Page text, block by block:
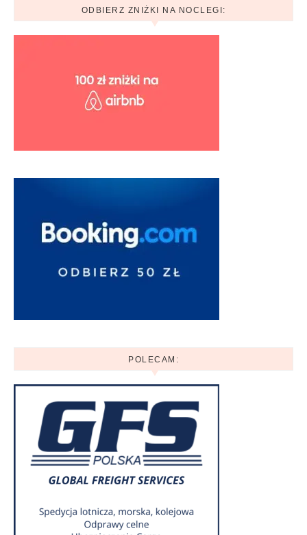
ODBIERZ ZNIŻKI NA NOCLEGI:
POLECAM: